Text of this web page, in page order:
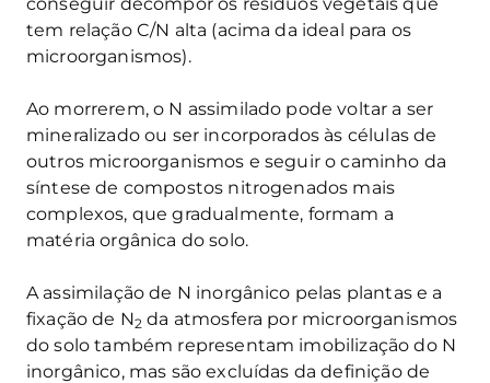
tem relação C/N alta (acima da ideal para os
microorganismos).
Ao morrerem, o N assimilado pode voltar a ser
mineralizado ou ser incorporados às células de
outros microorganismos e seguir o caminho da
síntese de compostos nitrogenados mais
complexos, que gradualmente, formam a
matéria orgânica do solo.
A assimilação de N inorgânico pelas plantas e a
fixação de N2 da atmosfera por microorganismos
do solo também representam imobilização do N
inorgânico, mas são excluídas da definição de